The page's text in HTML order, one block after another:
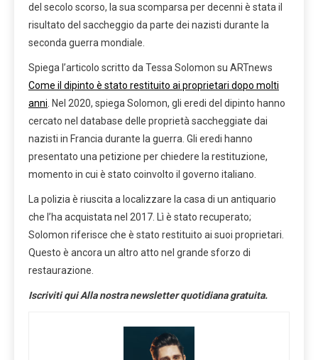
del secolo scorso, la sua scomparsa per decenni è stata il
risultato del saccheggio da parte dei nazisti durante la
seconda guerra mondiale.
Spiega l’articolo scritto da Tessa Solomon su ARTnews
Come il dipinto è stato restituito ai proprietari dopo molti
anni . Nel 2020, spiega Solomon, gli eredi del dipinto hanno
cercato nel database delle proprietà saccheggiate dai
nazisti in Francia durante la guerra. Gli eredi hanno
presentato una petizione per chiedere la restituzione,
momento in cui è stato coinvolto il governo italiano.
La polizia è riuscita a localizzare la casa di un antiquario
che l’ha acquistata nel 2017. Lì è stato recuperato;
Solomon riferisce che è stato restituito ai suoi proprietari.
Questo è ancora un altro atto nel grande sforzo di
restaurazione.
Iscriviti quiAlla nostra newsletter quotidiana gratuita.